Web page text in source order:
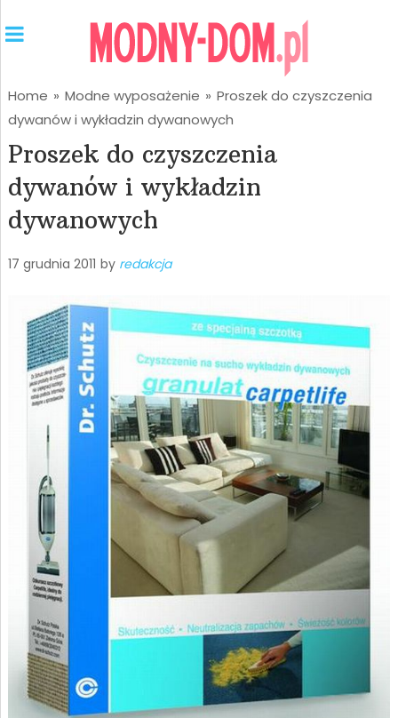
Home » Modne wyposażenie » Proszek do czyszczenia
dywanów i wykładzin dywanowych
Proszek do czyszczenia
dywanów i wykładzin
dywanowych
17 grudnia 2011 by redakcja